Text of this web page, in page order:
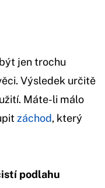
jen trochu
Výsledek určitě
Máte-li málo
záchod, který
podlahu